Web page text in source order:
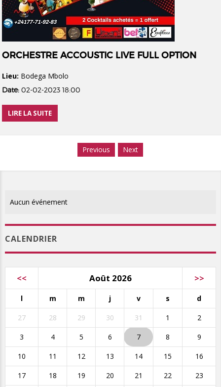
ORCHESTRE ACCOUSTIC LIVE FULL OPTION
Lieu: Bodega Mbolo
Date: 02-02-2023 18:00
LIRE LA SUITE
Previous Next
Aucun événement
CALENDRIER
<< Août 2026 >>
l m m j v s d
27 28 29 30 31 1 2
3 4 5 6 7 8 9
10 11 12 13 14 15 16
17 18 19 20 21 22 23